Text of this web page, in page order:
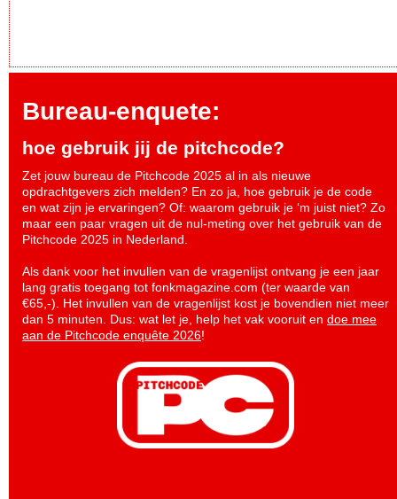
Bureau-enquete:
hoe gebruik jij de pitchcode?
Zet jouw bureau de Pitchcode 2025 al in als nieuwe
opdrachtgevers zich melden? En zo ja, hoe gebruik je de code
en wat zijn je ervaringen? Of: waarom gebruik je ‘m juist niet? Zo
maar een paar vragen uit de nul-meting over het gebruik van de
Pitchcode 2025 in Nederland.
Als dank voor het invullen van de vragenlijst ontvang je een jaar
lang gratis toegang tot fonkmagazine.com (ter waarde van
€65,-). Het invullen van de vragenlijst kost je bovendien niet meer
dan 5 minuten. Dus: wat let je, help het vak vooruit en doe mee
aan de Pitchcode enquête 2026!